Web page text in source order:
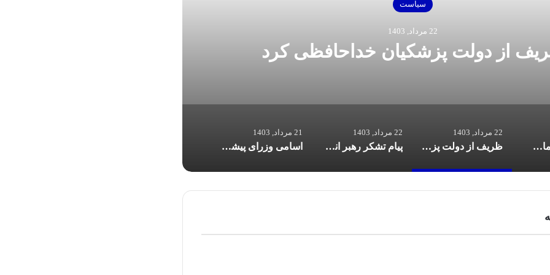
رهبر انقلاب از کاروان ورزشی ایران در
المپیک ۲۰۲۴ پاریس
پزشکیان در تماس با نخست‌ وزیر انگلیس: حمایت کشور‌های غربی از رژیم صهیونیستی امنیت منطقه و جهان را به خطر انداخته است
22 مرداد, 1403
ظریف از دولت پزشکیان خداحافظی کرد
22 مرداد, 1403
پیام تشکر رهبر انقلاب از کاروان ورزشی ایران در المپیک ۲۰۲۴ پاریس
21 مرداد, 1403
اسامی وزرای پیشنهادی پزشکیان به مجلس